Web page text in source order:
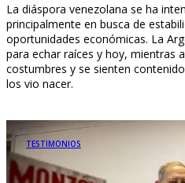
La diáspora venezolana se ha
principalmente en busca de
oportunidades económicas. La
para echar raíces y hoy, mientras
costumbres y se sienten
los vio nacer.
TESTIMONIOS